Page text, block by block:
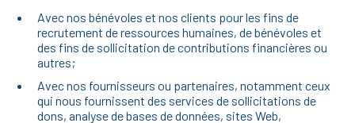
Avec nos bénévoles et nos clients pour les fins de
recrutement de ressources humaines, de bénévoles et
des fins de sollicitation de contributions financières ou
autres;
Avec nos fournisseurs ou partenaires, notamment ceux
qui nous fournissent des services de sollicitations de
dons, analyse de bases de données, sites Web,